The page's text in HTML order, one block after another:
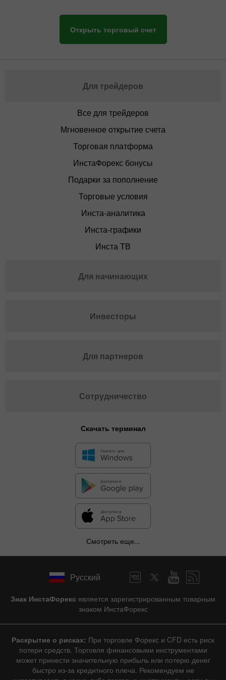
Открыть торговый счет
Для трейдеров
Все для трейдеров
Мгновенное открытие счета
Торговая платформа
ИнстаФорекс бонусы
Подарки за пополнение
Торговые условия
Инста-аналитика
Инста-графики
Инста ТВ
Для начинающих
Инвесторы
Для партнеров
Сотрудничество
Скачать терминал
Смотреть еще...
Русский
Знак ИнстаФорекс является зарегистрированным товарным
знаком ИнстаФорекс
Раскрытие о рисках: При торговле Форекс и CFD есть риск
потери средств. Торговля финансовыми инструментами
может принести значительную прибыль или потерю денег
быстро из-за кредитного плеча. Рекомендуем не